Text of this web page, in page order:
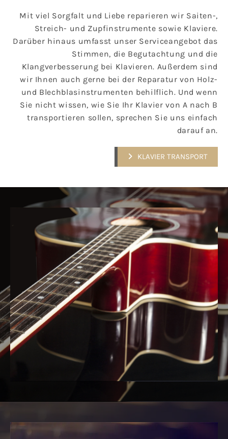
Mit viel Sorgfalt und Liebe reparieren wir Saiten-,
Streich- und Zupfinstrumente sowie Klaviere.
Darüber hinaus umfasst unser Serviceangebot das
Stimmen, die Begutachtung und die
Klangverbesserung bei Klavieren. Außerdem sind
wir Ihnen auch gerne bei der Reparatur von Holz-
und Blechblasinstrumenten behilflich. Und wenn
Sie nicht wissen, wie Sie Ihr Klavier von A nach B
transportieren sollen, sprechen Sie uns einfach
darauf an.
KLAVIER TRANSPORT